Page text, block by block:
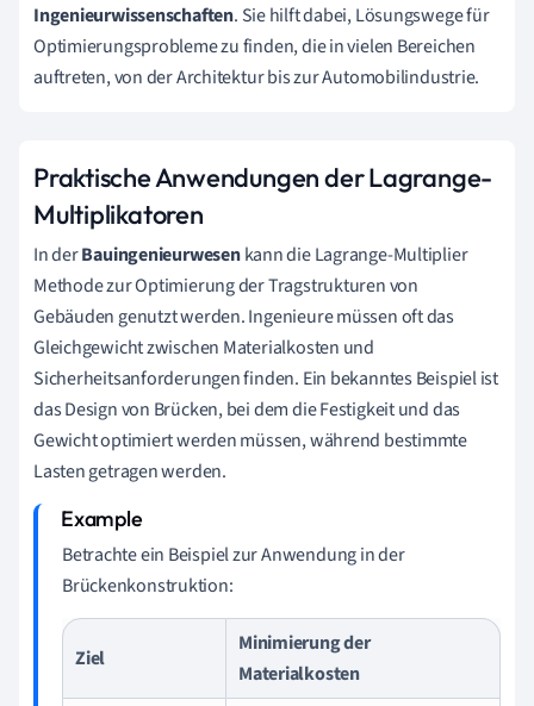
Ingenieurwissenschaften. Sie hilft dabei, Lösungswege für
Optimierungsprobleme zu finden, die in vielen Bereichen
auftreten, von der Architektur bis zur Automobilindustrie.
Praktische Anwendungen der Lagrange-
Multiplikatoren
In derBauingenieurwesenkann die Lagrange-Multiplier
Methode zur Optimierung der Tragstrukturen von
Gebäuden genutzt werden. Ingenieure müssen oft das
Gleichgewicht zwischen Materialkosten und
Sicherheitsanforderungen finden. Ein bekanntes Beispiel ist
das Design von Brücken, bei dem die Festigkeit und das
Gewicht optimiert werden müssen, während bestimmte
Lasten getragen werden.
Betrachte ein Beispiel zur Anwendung in der
Brückenkonstruktion:
Ziel
Minimierung der
Materialkosten